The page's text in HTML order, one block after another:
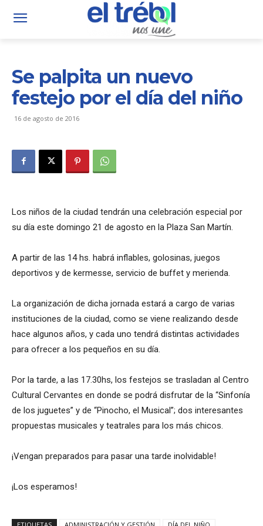
Se palpita un nuevo
festejo por el día del niño
16 de agosto de 2016
Los niños de la ciudad tendrán una celebración especial por
su día este domingo 21 de agosto en la Plaza San Martín.
A partir de las 14 hs. habrá inflables, golosinas, juegos
deportivos y de kermesse, servicio de buffet y merienda.
La organización de dicha jornada estará a cargo de varias
instituciones de la ciudad, como se viene realizando desde
hace algunos años, y cada uno tendrá distintas actividades
para ofrecer a los pequeños en su día.
Por la tarde, a las 17.30hs, los festejos se trasladan al Centro
Cultural Cervantes en donde se podrá disfrutar de la “Sinfonía
de los juguetes” y de “Pinocho, el Musical”; dos interesantes
propuestas musicales y teatrales para los más chicos.
¡Vengan preparados para pasar una tarde inolvidable!
¡Los esperamos!